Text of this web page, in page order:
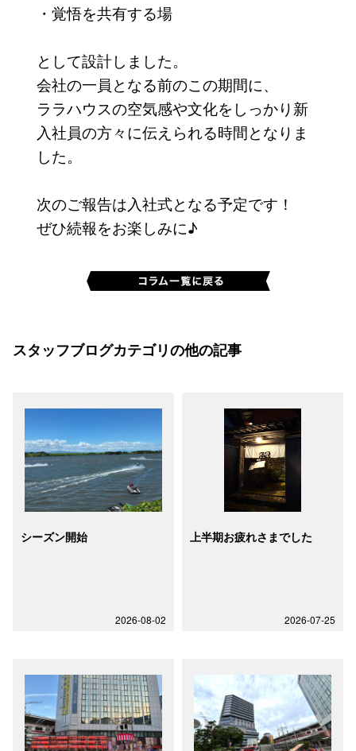
・覚悟を共有する場
として設計しました。
会社の一員となる前のこの期間に、
ララハウスの空気感や文化をしっかり新
入社員の方々に伝えられる時間となりま
した。
次のご報告は入社式となる予定です！
ぜひ続報をお楽しみに♪
スタッフブログカテゴリの他の記事
シーズン開始
2026-08-02
上半期お疲れさまでした
2026-07-25